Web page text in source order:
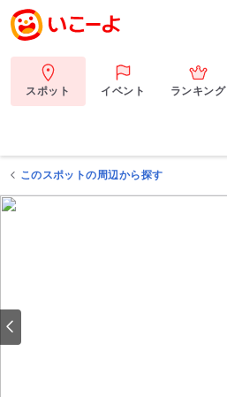
スポット イベント ランキング
このスポットの周辺から探す